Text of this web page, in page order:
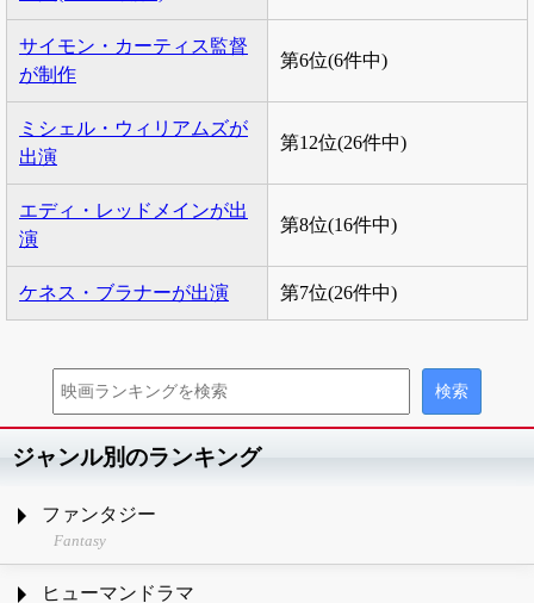
サイモン・カーティス監督
が制作
第6位(6件中)
ミシェル・ウィリアムズが
出演
第12位(26件中)
エディ・レッドメインが出
演
第8位(16件中)
ケネス・ブラナーが出演 第7位(26件中)
ジャンル別のランキング
ファンタジー
Fantasy
ヒューマンドラマ